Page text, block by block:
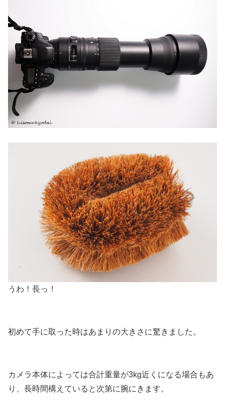
うわ！長っ！
初めて手に取った時はあまりの大きさに驚きました。
カメラ本体によっては合計重量が3kg近くになる場合もあ
り、長時間構えていると次第に腕にきます。